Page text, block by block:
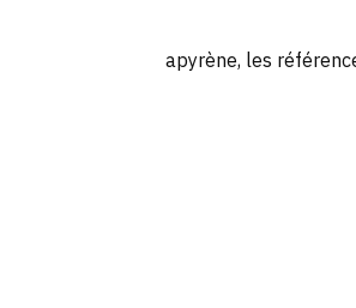
apyrène, les